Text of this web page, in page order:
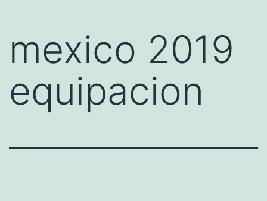
mexico 2019
equipacion